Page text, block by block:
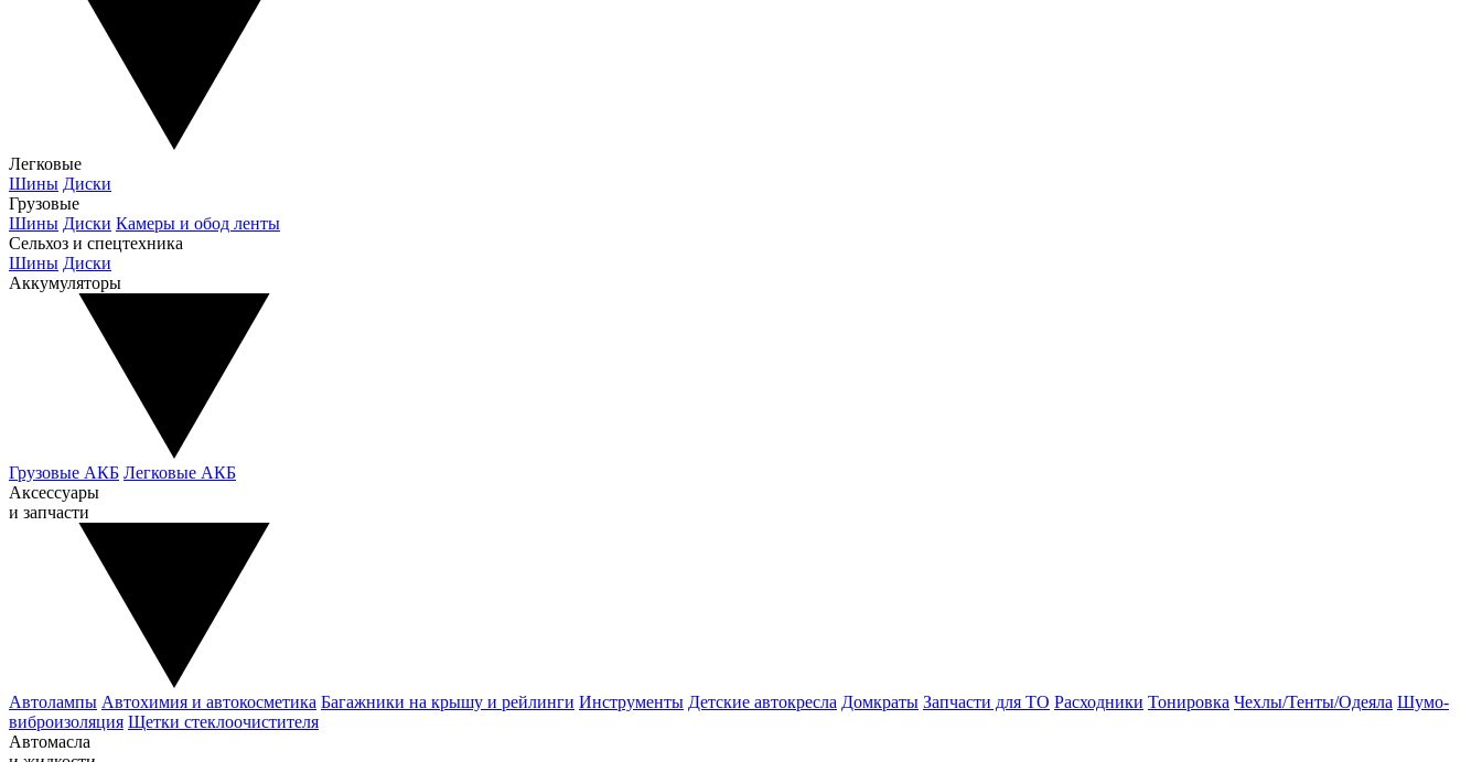
Легковые
Шины Диски
Грузовые
Шины Диски Камеры и обод ленты
Сельхоз и спецтехника
Шины Диски
Аккумуляторы
Грузовые АКБ Легковые АКБ
Аксессуары
и запчасти
Автолампы Автохимия и автокосметика Багажники на крышу и рейлинги Инструменты Детские автокресла Домкраты Запчасти для ТО Расходники Тонировка Чехлы/Тенты/Одеяла Шумо-
виброизоляция Щетки стеклоочистителя
Автомасла